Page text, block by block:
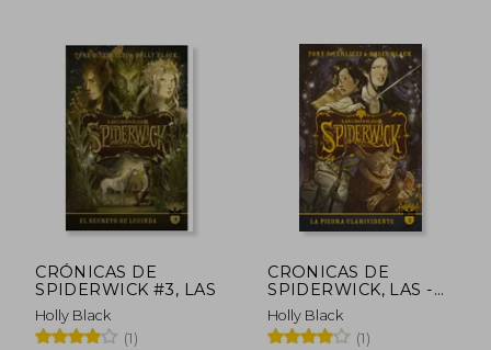
10%
dcto. $ 53.010
10%
dcto.
CRÓNICAS DE
SPIDERWICK #3, LAS
Holly Black
(1)
CRONICAS DE
SPIDERWICK, LAS -
VOL 2
Holly Black
(1)